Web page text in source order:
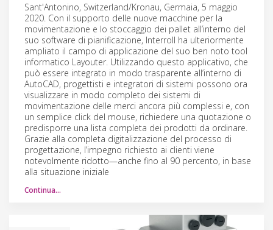
Sant'Antonino, Switzerland/Kronau, Germaia, 5 maggio
2020. Con il supporto delle nuove macchine per la
movimentazione e lo stoccaggio dei pallet all’interno del
suo software di pianificazione, Interroll ha ulteriormente
ampliato il campo di applicazione del suo ben noto tool
informatico Layouter. Utilizzando questo applicativo, che
può essere integrato in modo trasparente all’interno di
AutoCAD, progettisti e integratori di sistemi possono ora
visualizzare in modo completo dei sistemi di
movimentazione delle merci ancora più complessi e, con
un semplice click del mouse, richiedere una quotazione o
predisporre una lista completa dei prodotti da ordinare.
Grazie alla completa digitalizzazione del processo di
progettazione, l’impegno richiesto ai clienti viene
notevolmente ridotto—anche fino al 90 percento, in base
alla situazione iniziale
Continua…